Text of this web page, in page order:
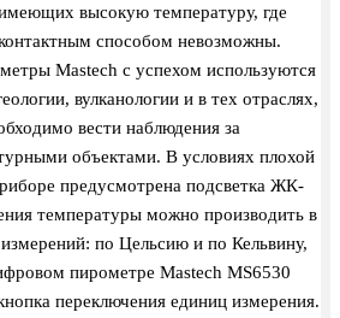
высокую температуру, где
способом невозможны.
Mastech с успехом используются
вулканологии и в тех отраслях,
вести наблюдения за
объектами. В условиях плохой
предусмотрена подсветка ЖК-
температуры можно производить в
по Цельсию и по Кельвину,
пирометре Mastech MS6530
переключения единиц измерения.